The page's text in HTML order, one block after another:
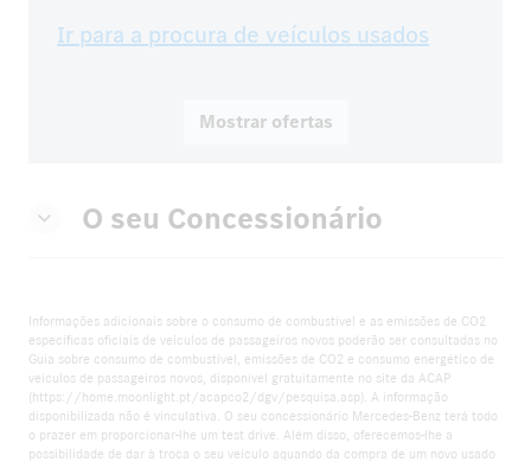
Ir para a procura de veículos usados
Mostrar ofertas
O seu Concessionário
Informações adicionais sobre o consumo de combustível e as emissões de CO2
específicas oficiais de veículos de passageiros novos poderão ser consultadas no
Guia sobre consumo de combustível, emissões de CO2 e consumo energético de
veículos de passageiros novos, disponível gratuitamente no site da ACAP
(https://home.moonlight.pt/acapco2/dgv/pesquisa.asp). A informação
disponibilizada não é vinculativa. O seu concessionário Mercedes-Benz terá todo
o prazer em proporcionar-lhe um test drive. Além disso, oferecemos-lhe a
possibilidade de dar à troca o seu veículo aquando da compra de um novo usado